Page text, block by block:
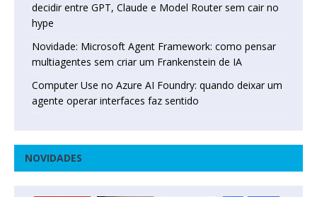
decidir entre GPT, Claude e Model Router sem cair no
hype
Novidade: Microsoft Agent Framework: como pensar
multiagentes sem criar um Frankenstein de IA
Computer Use no Azure AI Foundry: quando deixar um
agente operar interfaces faz sentido
NOVIDADES